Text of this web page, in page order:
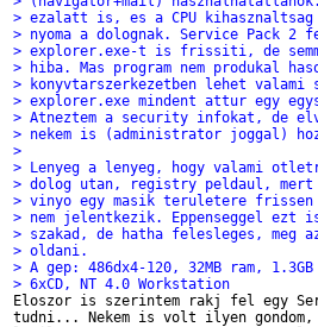
> ezalatt is, es a CPU kihasznaltsag
> nyoma a dolognak. Service Pack 2
> explorer.exe-t is frissiti, de
> hiba. Mas program nem produkal
> konyvtarszerkezetben lehet
> explorer.exe mindent attur egy
> Atneztem a security infokat, de
> nekem is (administrator joggal)
>
> Lenyeg a lenyeg, hogy valami
> dolog utan, registry peldaul,
> vinyo egy masik teruletere
> nem jelentkezik. Eppenseggel
> szakad, de hatha felesleges, meg
> oldani.
> A gep: 486dx4-120, 32MB ram,
> 6xCD, NT 4.0 Workstation
Eloszor is szerintem rakj fel egy
tudni... Nekem is volt ilyen